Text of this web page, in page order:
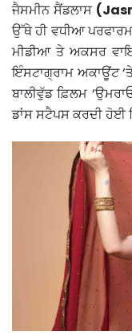
ਜੈਸਮੀਨ ਸੈਂਡਲਾਸ
ਉੱਥੇ ਹੀ ਵਧੀਆ
ਮੀਡੀਆ ਤੇ ਅਕਸਰ
ਇੰਸਟਾਗ੍ਰਾਮ ਅਕਾਊਂਟ ‘ਤੇ
ਬਾਲੀਵੁੱਡ ਫ਼ਿਲਮ
ਡਾਂਸ ਸਟੈਪਸ ਕਰਦੀ ਹੋਈ